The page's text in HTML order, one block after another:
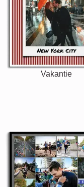
Vakantie